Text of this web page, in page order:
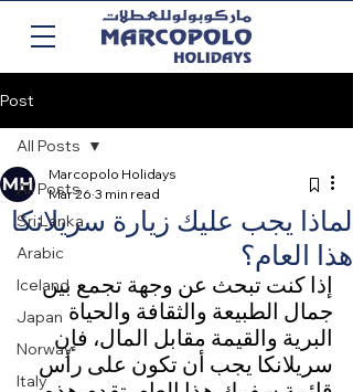
Post
All Posts
Sri Lanka
Arabic
Iceland
Japan
Norway
Italy
All Posts
لماذا يجب عليك زيارة سريلانكا
هذا العام؟
Marcopolo Holidays
Mar 26 3 min read
إذا كنت تبحث عن وجهة تجمع بين
جمال الطبيعة والثقافة والحياة
البرية والقيمة مقابل المال، فإن
سريلانكا يجب أن تكون على رأس